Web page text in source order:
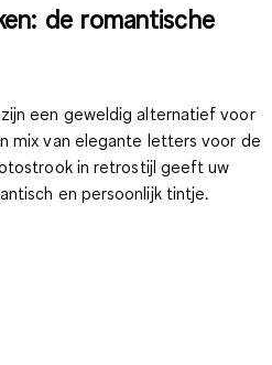
de romantische
zijn een geweldig alternatief voor
mix van elegante letters voor de
in retrostijl geeft uw
en persoonlijk tintje.